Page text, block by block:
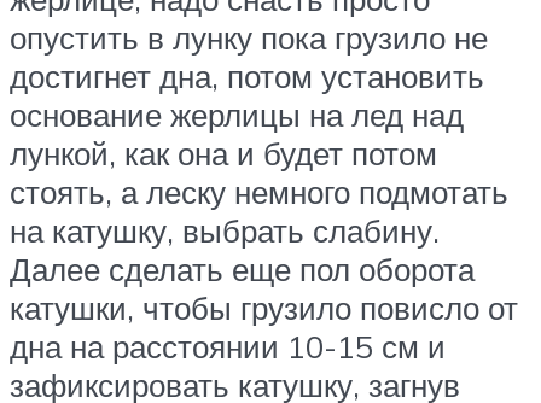
опустить в лунку пока грузило не
достигнет дна, потом установить
основание жерлицы на лед над
лункой, как она и будет потом
стоять, а леску немного подмотать
на катушку, выбрать слабину.
Далее сделать еще пол оборота
катушки, чтобы грузило повисло от
дна на расстоянии 10-15 см и
зафиксировать катушку, загнув